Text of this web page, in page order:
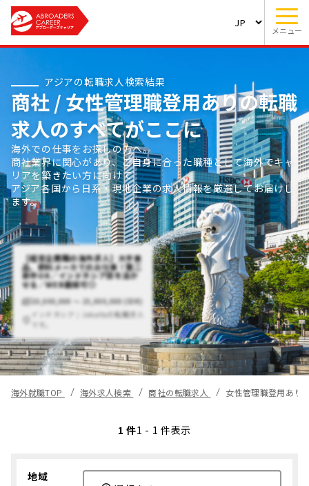
メニュー
アジアの転職求人検索結果
商社 / 女性管理職登用ありの転職
求人のすべてがここに
海外での仕事をお探しの方へ。
商社業界に関心があり、ご自身に合った職種として海外でキャ
リアを築きたい方に向けて
アジア各国から日系・現地企業の求人情報を厳選してお届けし
ます。
【経営企画職の海外求人】大手食
品、飲料メーカでのお仕事！第二
新卒OK／インドネシア語を活か
せる／WEB面接可◎
20,000,000 〜 25,000,000 (IDR)
インドネシア / Jakartaの転職求人
です。
海外就職TOP 海外求人検索 商社の転職求人 女性管理職登用あり
1 件1 - 1 件表示
地域